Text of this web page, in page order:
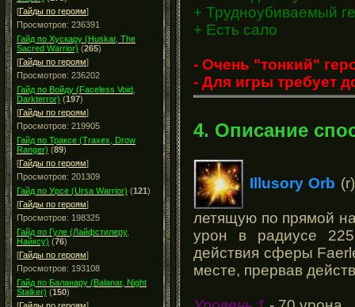
[Гайды по героям]
Просмотров: 236391
Гайд по Хускару (Huskar, The
Sacred Warrior) (265)
[Гайды по героям]
Просмотров: 236202
Гайд по Войду (Faceless Void,
Darkterror) (197)
[Гайды по героям]
Просмотров: 219905
Гайд по Траксе (Traxex, Drow
Ranger) (89)
[Гайды по героям]
Просмотров: 201309
Гайд по Урсе (Ursa Warrior) (121)
[Гайды по героям]
Просмотров: 198325
Гайд по Гуле (Лайфстилеру,
Найксу) (76)
[Гайды по героям]
Просмотров: 193108
Гайд по Баланару (Balanar, Night
Stalker) (150)
+ Трудноубиваемый
+ Есть сало
- Очень "тонкий"
- Для игры требует
4. Описание
Illusory Orb
летящую по прямой
урон в радиусе
действия сферы
месте, прервав